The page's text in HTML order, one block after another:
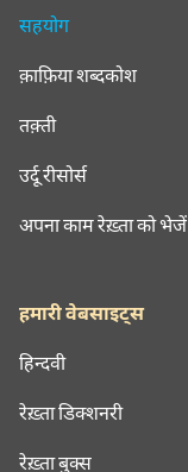
सहयोग
क़ाफ़िया शब्दकोश
तक़्ती
उर्दू रीसोर्स
अपना काम रेख़्ता को भेजें
हमारी वेबसाइट्स
हिन्दवी
रेख़्ता डिक्शनरी
रेख़्ता बुक्स